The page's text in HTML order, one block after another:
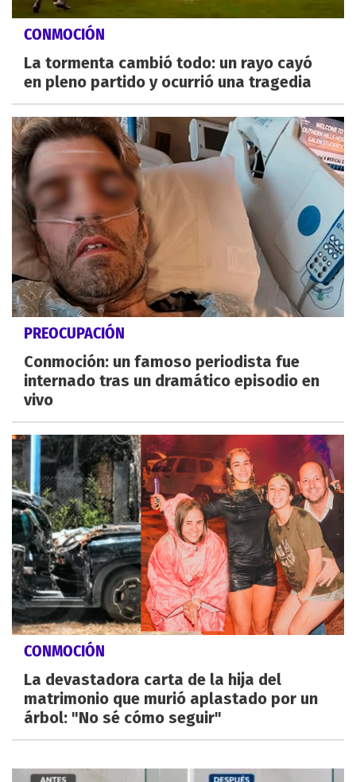
CONMOCIÓN
La tormenta cambió todo: un rayo cayó
en pleno partido y ocurrió una tragedia
PREOCUPACIÓN
Conmoción: un famoso periodista fue
internado tras un dramático episodio en
vivo
CONMOCIÓN
La devastadora carta de la hija del
matrimonio que murió aplastado por un
árbol: "No sé cómo seguir"